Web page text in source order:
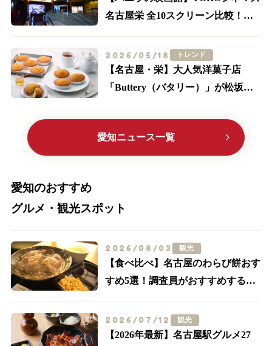
名古屋栄 全10スクリーン比較！
2026/05/18 トレンド
【名古屋・栄】大人気洋菓子店
「Buttery（バタリー）」が松坂屋
に大注目
愛知ニュース一覧
愛知のおすすめ
グルメ・観光スポット
2026/08/03 観光
【食べ比べ】名古屋のわらび餅おす
すめ5選！調査員がおすすめする外
2026/07/12 観光
【2026年最新】名古屋駅グルメ27